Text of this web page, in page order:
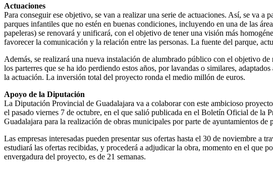
Actuaciones
Para conseguir ese objetivo, se van a realizar una serie de actuaciones. Así, se va
parques infantiles que no estén en buenas condiciones, incluyendo en una de las
papeleras) se renovará y unificará, con el objetivo de tener una visión más
favorecer la comunicación y la relación entre las personas. La fuente del parque,
Además, se realizará una nueva instalación de alumbrado público con el objetivo
los parterres que se ha ido perdiendo estos años, por lavandas o similares,
la actuación. La inversión total del proyecto ronda el medio millón de euros.
Apoyo de la Diputación
La Diputación Provincial de Guadalajara va a colaborar con este ambicioso
el pasado viernes 7 de octubre, en el que salió publicada en el Boletín Oficial de la
Guadalajara para la realización de obras municipales por parte de ayuntamientos
Las empresas interesadas pueden presentar sus ofertas hasta el 30 de noviembre
estudiará las ofertas recibidas, y procederá a adjudicar la obra, momento en el que
envergadura del proyecto, es de 21 semanas.